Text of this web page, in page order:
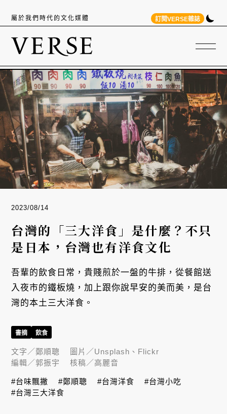
屬於我們時代的文化媒體 訂閱VERSE雜誌
2023/08/14
台灣的「三大洋食」是什麼？不只
是日本，台灣也有洋食文化
吾輩的飲食日常，貴賤煎於一盤的牛排，從餐館送
入夜市的鐵板燒，加上跟你說早安的美而美，是台
灣的本土三大洋食。
書摘 飲食
文字／鄭順聰 圖片／Unsplash、Flickr
編輯／郭振宇 核稿／高麗音
#台味飄撇 #鄭順聰 #台灣洋食
#台灣小吃
#台灣三大洋食